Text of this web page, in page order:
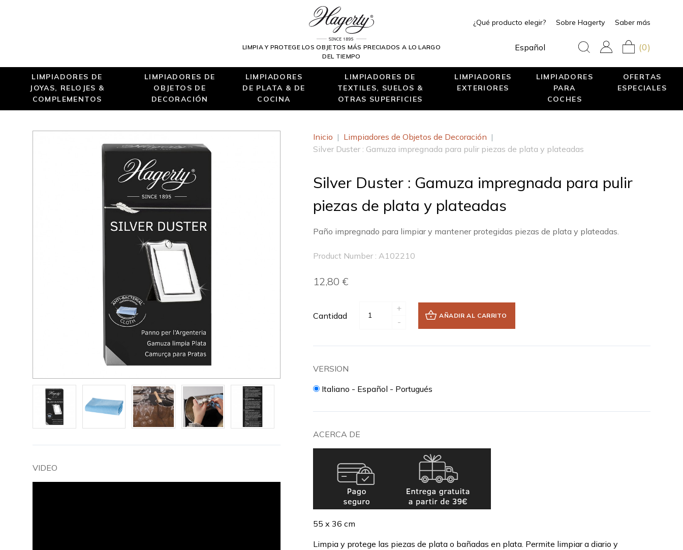
LIMPIA Y PROTEGE LOS OBJETOS MÁS PRECIADOS A LO LARGO
DEL TIEMPO
¿Qué producto elegir? Sobre Hagerty Saber más
Español (0)
LIMPIADORES DE
JOYAS, RELOJES &
COMPLEMENTOS
LIMPIADORES DE
OBJETOS DE
DECORACIÓN
LIMPIADORES
DE PLATA & DE
COCINA
LIMPIADORES DE
TEXTILES, SUELOS &
OTRAS SUPERFICIES
LIMPIADORES
EXTERIORES
LIMPIADORES
PARA
COCHES
OFERTAS
ESPECIALES
VIDEO
Inicio | Limpiadores de Objetos de Decoración |
Silver Duster : Gamuza impregnada para pulir piezas de plata y plateadas
Silver Duster : Gamuza impregnada para pulir
piezas de plata y plateadas
Paño impregnado para limpiar y mantener protegidas piezas de plata y plateadas.
Product Number : A102210
12,80 €
Cantidad
+
-
AÑADIR AL CARRITO
VERSION
Italiano - Español - Portugués
ACERCA DE
55 x 36 cm
Limpia y protege las piezas de plata o bañadas en plata. Permite limpiar a diario y